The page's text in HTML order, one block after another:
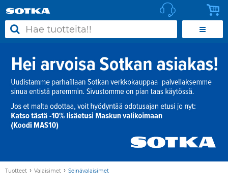
Tuotteet › Valaisimet › Seinävalaisimet